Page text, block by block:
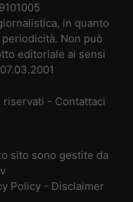
in quanto
Non può
editoriale ai sensi
- Contattaci
sito sono gestite da
Policy - Disclaimer